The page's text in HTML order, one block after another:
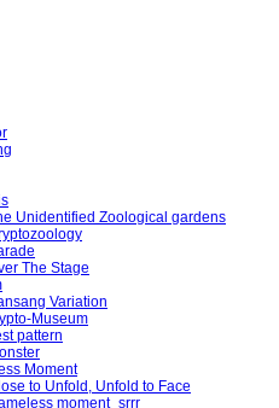
Unidentified Zoological gardens
The Stage
Variation
Museum
pattern
Moment
to Unfold, Unfold to Face
moment_srrr